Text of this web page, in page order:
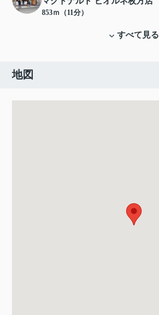
853ｍ（11分）
すべて見る
地図